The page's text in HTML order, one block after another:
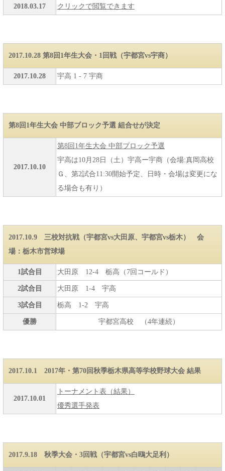
2018.03.17 クリックで閲覧できます
2017.10.28 第8回1年生大会・1回戦（宇都宮vs宇商）
2017.10.28 宇高 1 - 7 宇商
第8回1年生大会 中部ブロック予選 組合せが決定
2017.10.10
第8回1年生大会 中部ブロック予選
宇高は10月28日（土）宇高ー宇商（会場:真岡高校
Ｇ、第2試合11:30開始予定、日時・会場は変更にな
る場合も有り）
2017.10.9 三校対抗戦（宇都宮vs大田原、宇都宮vs栃木） 会
場：栃木市営球場
1試合目 大田原 12-4 栃高（7回コールド）
2試合目 大田原 1-4 宇高
3試合目 栃高 1-2 宇高
優勝 宇都宮高校 （4年連続）
2017.10.1 2017年・第70回秋季栃木県高等学校野球大会 結果
2017.10.01
トーナメント表（結果）
優秀選手発表
2017.9.18 秋季大会・3回戦（宇都宮vs白鴎大足利）